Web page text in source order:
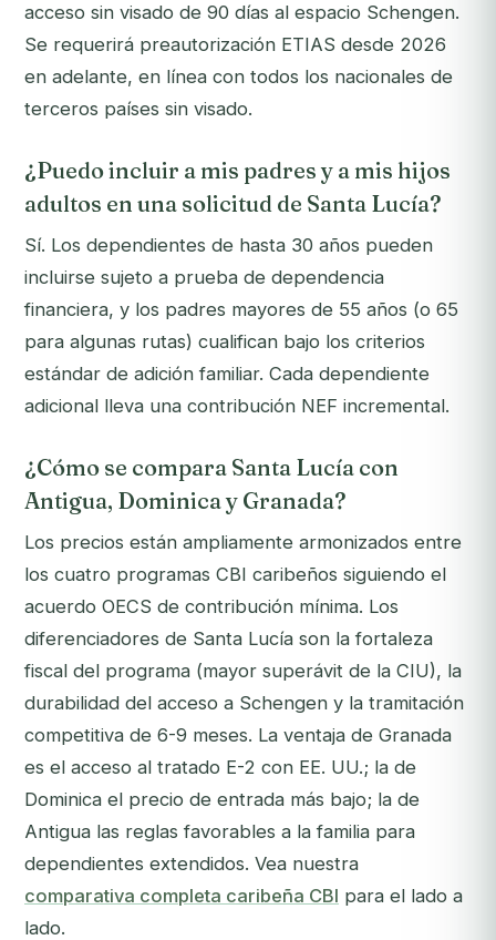
acceso sin visado de 90 días al espacio Schengen.
Se requerirá preautorización ETIAS desde 2026
en adelante, en línea con todos los nacionales de
terceros países sin visado.
¿Puedo incluir a mis padres y a mis hijos
adultos en una solicitud de Santa Lucía?
Sí. Los dependientes de hasta 30 años pueden
incluirse sujeto a prueba de dependencia
financiera, y los padres mayores de 55 años (o 65
para algunas rutas) cualifican bajo los criterios
estándar de adición familiar. Cada dependiente
adicional lleva una contribución NEF incremental.
¿Cómo se compara Santa Lucía con
Antigua, Dominica y Granada?
Los precios están ampliamente armonizados entre
los cuatro programas CBI caribeños siguiendo el
acuerdo OECS de contribución mínima. Los
diferenciadores de Santa Lucía son la fortaleza
fiscal del programa (mayor superávit de la CIU), la
durabilidad del acceso a Schengen y la tramitación
competitiva de 6-9 meses. La ventaja de Granada
es el acceso al tratado E-2 con EE. UU.; la de
Dominica el precio de entrada más bajo; la de
Antigua las reglas favorables a la familia para
dependientes extendidos. Vea nuestra
comparativa completa caribeña CBI para el lado a
lado.